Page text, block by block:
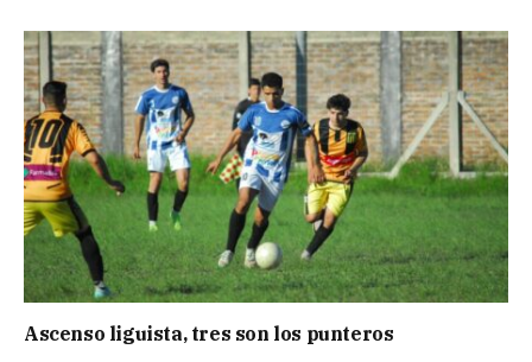
Ascenso liguista, tres son los punteros